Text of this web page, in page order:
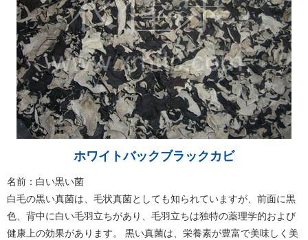
ホワイトバックブラックカビ
名前：白い黒い菌
白毛の黒い真菌は、毛状真菌としても知られていますが、前面に黒
色、背中に白い毛羽立ちがあり、毛羽立ちは独特の薬理学的および
健康上の効果があります。 黒い真菌は、栄養素が豊富で美味しく美